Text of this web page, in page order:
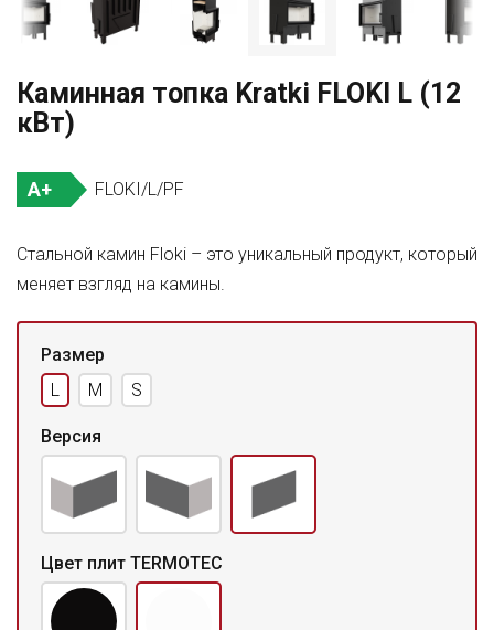
Каминная топка Kratki FLOKI L (12
кВт)
A+ FLOKI/L/PF
Стальной камин Floki – это уникальный продукт, который
меняет взгляд на камины.
Размер
L
M S
Версия
Цвет плит TERMOTEC